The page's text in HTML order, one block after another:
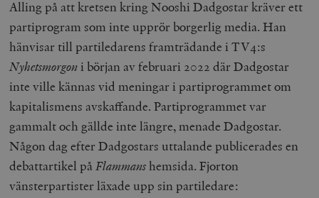
Alling på att kretsen kring Nooshi Dadgostar kräver ett
partiprogram som inte upprör borgerlig media. Han
hänvisar till partiledarens framträdande i TV4:s
Nyhetsmorgoni början av februari 2022 där Dadgostar
inte ville kännas vid meningar i partiprogrammet om
kapitalismens avskaffande. Partiprogrammet var
gammalt och gällde inte längre, menade Dadgostar.
Någon dag efter Dadgostars uttalande publicerades en
debattartikel påFlammanshemsida. Fjorton
vänsterpartister läxade upp sin partiledare: